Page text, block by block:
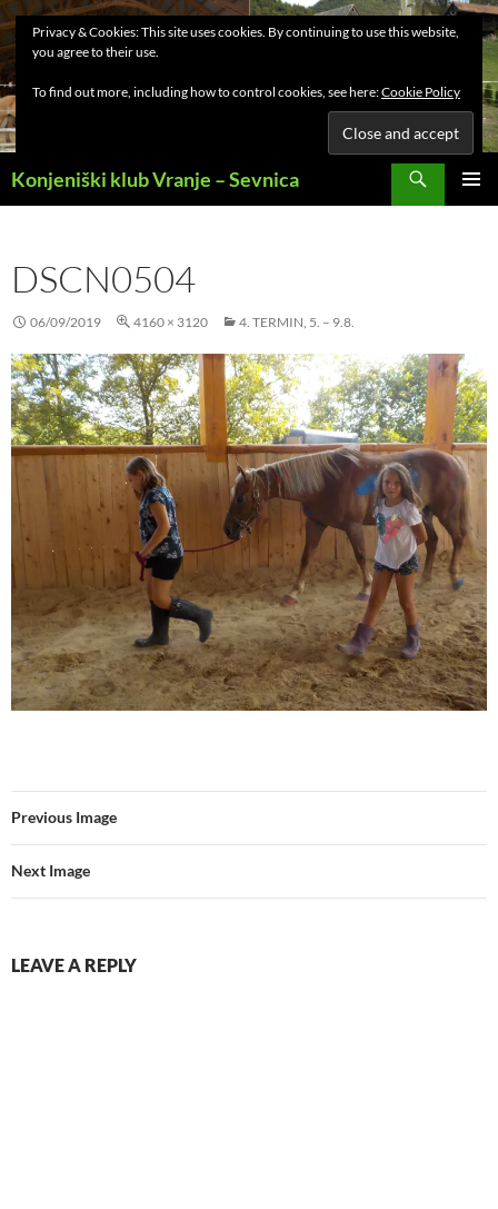
Konjeniški klub Vranje – Sevnica
DSCN0504
06/09/2019 4160 × 3120 4. TERMIN, 5. – 9.8.
Previous Image
Next Image
LEAVE A REPLY
Privacy & Cookies: This site uses cookies. By continuing to use this website,
you agree to their use.
To find out more, including how to control cookies, see here:Cookie Policy